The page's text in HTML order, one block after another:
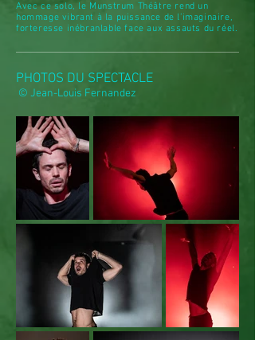
Avec ce solo, le Munstrum Théâtre rend un
hommage vibrant à la puissance de l’imaginaire,
forteresse inébranlable face aux assauts du réel.
PHOTOS DU SPECTACLE
© Jean-Louis Fernandez